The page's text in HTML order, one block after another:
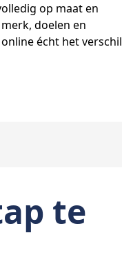
op maat en
doelen en
écht het verschil
te